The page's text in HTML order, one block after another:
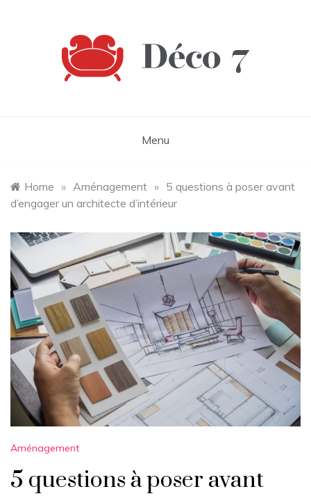
Menu
Home » Aménagement » 5 questions à poser avant
d’engager un architecte d’intérieur
Aménagement
5 questions à poser avant